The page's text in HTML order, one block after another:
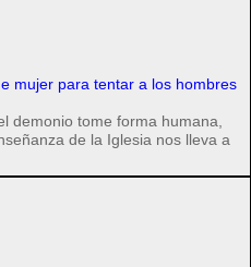
mujer para tentar a los hombres
demonio tome forma humana,
de la Iglesia nos lleva a